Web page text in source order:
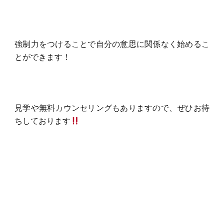
強制力をつけることで自分の意思に関係なく始めるこ
とができます！
見学や無料カウンセリングもありますので、ぜひお待
ちしております